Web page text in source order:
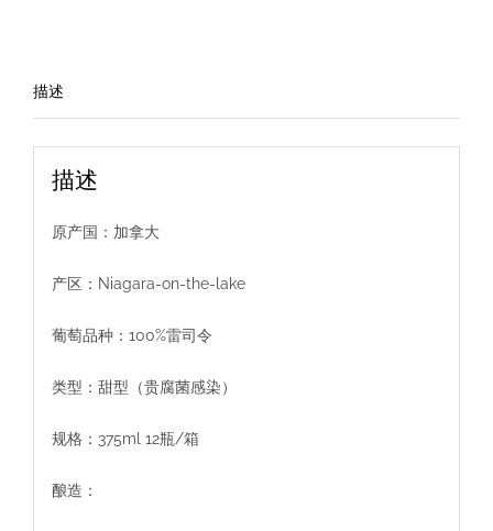
描述
描述
原产国：加拿大
产区：Niagara-on-the-lake
葡萄品种：100%雷司令
类型：甜型（贵腐菌感染）
规格：375ml 12瓶/箱
酿造：